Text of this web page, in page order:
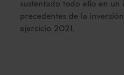
sustentado todo ello en un
precedentes de la
ejercicio 2021.